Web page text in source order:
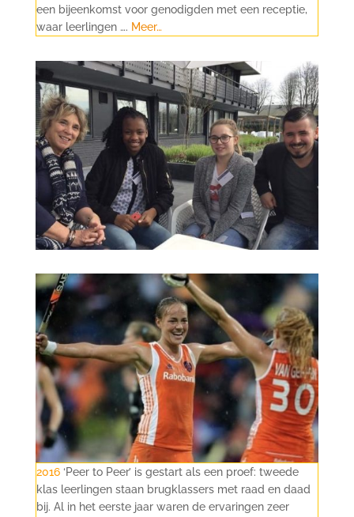
een bijeenkomst voor genodigden met een receptie,
waar leerlingen …. Meer…
2016 ‘Peer to Peer’ is gestart als een proef: tweede
klas leerlingen staan brugklassers met raad en daad
bij. Al in het eerste jaar waren de ervaringen zeer